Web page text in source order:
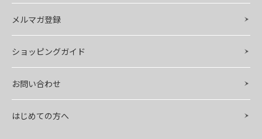
メルマガ登録
ショッピングガイド
お問い合わせ
はじめての方へ